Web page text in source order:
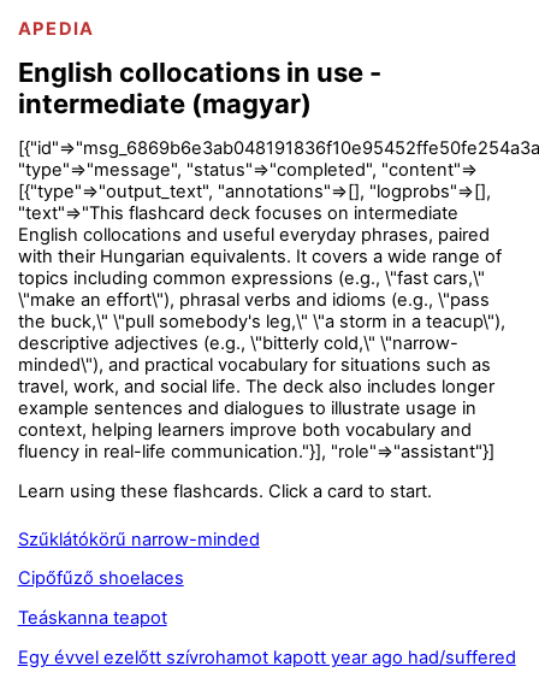
APEDIA
English collocations in use -
intermediate (magyar)
"type"=>"message", "status"=>"completed", "content"=>
[{"type"=>"output_text", "annotations"=>[], "logprobs"=>[],
"text"=>"This flashcard deck focuses on intermediate
English collocations and useful everyday phrases, paired
with their Hungarian equivalents. It covers a wide range of
topics including common expressions (e.g., \"fast cars,\"
\"make an effort\"), phrasal verbs and idioms (e.g., \"pass
the buck,\" \"pull somebody's leg,\" \"a storm in a teacup\"),
descriptive adjectives (e.g., \"bitterly cold,\" \"narrow-
minded\"), and practical vocabulary for situations such as
travel, work, and social life. The deck also includes longer
example sentences and dialogues to illustrate usage in
context, helping learners improve both vocabulary and
fluency in real-life communication."}], "role"=>"assistant"}]
Learn using these flashcards. Click a card to start.
Szűklátókörű narrow-minded
Cipőfűző shoelaces
Teáskanna teapot
Egy évvel ezelőtt szívrohamot kapott year ago had/suffered